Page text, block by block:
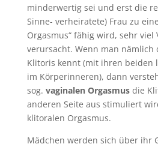
minderwertig sei und erst die
Sinne- verheiratete) Frau zu
Orgasmus“ fähig wird, sehr viel
verursacht. Wenn man nämlich
Klitoris kennt (mit ihren beiden
im Körperinneren), dann
sog. vaginalen Orgasmusdie
anderen Seite aus stimuliert
klitoralen Orgasmus.
Mädchen werden sich über ihr